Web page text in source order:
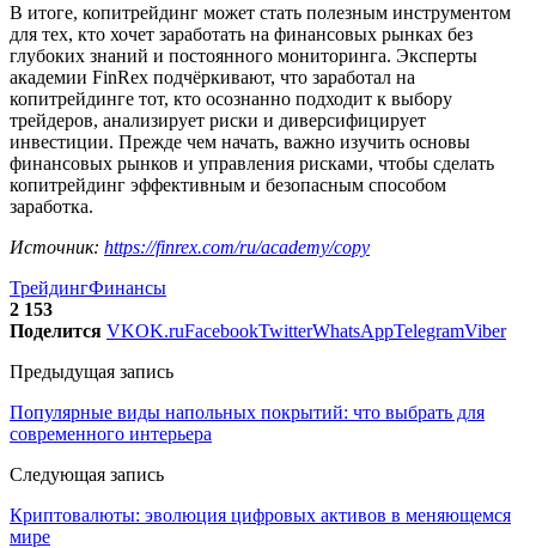
В итоге, копитрейдинг может стать полезным инструментом
для тех, кто хочет заработать на финансовых рынках без
глубоких знаний и постоянного мониторинга. Эксперты
академии FinRex подчёркивают, что заработал на
копитрейдинге тот, кто осознанно подходит к выбору
трейдеров, анализирует риски и диверсифицирует
инвестиции. Прежде чем начать, важно изучить основы
финансовых рынков и управления рисками, чтобы сделать
копитрейдинг эффективным и безопасным способом
заработка.
Источник: https://finrex.com/ru/academy/copy
ТрейдингФинансы
2 153
Поделится VKOK.ruFacebookTwitterWhatsAppTelegramViber
Предыдущая запись
Популярные виды напольных покрытий: что выбрать для
современного интерьера
Следующая запись
Криптовалюты: эволюция цифровых активов в меняющемся
мире